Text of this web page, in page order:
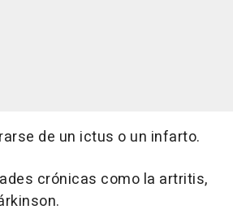
de un ictus o un infarto.
crónicas como la artritis,